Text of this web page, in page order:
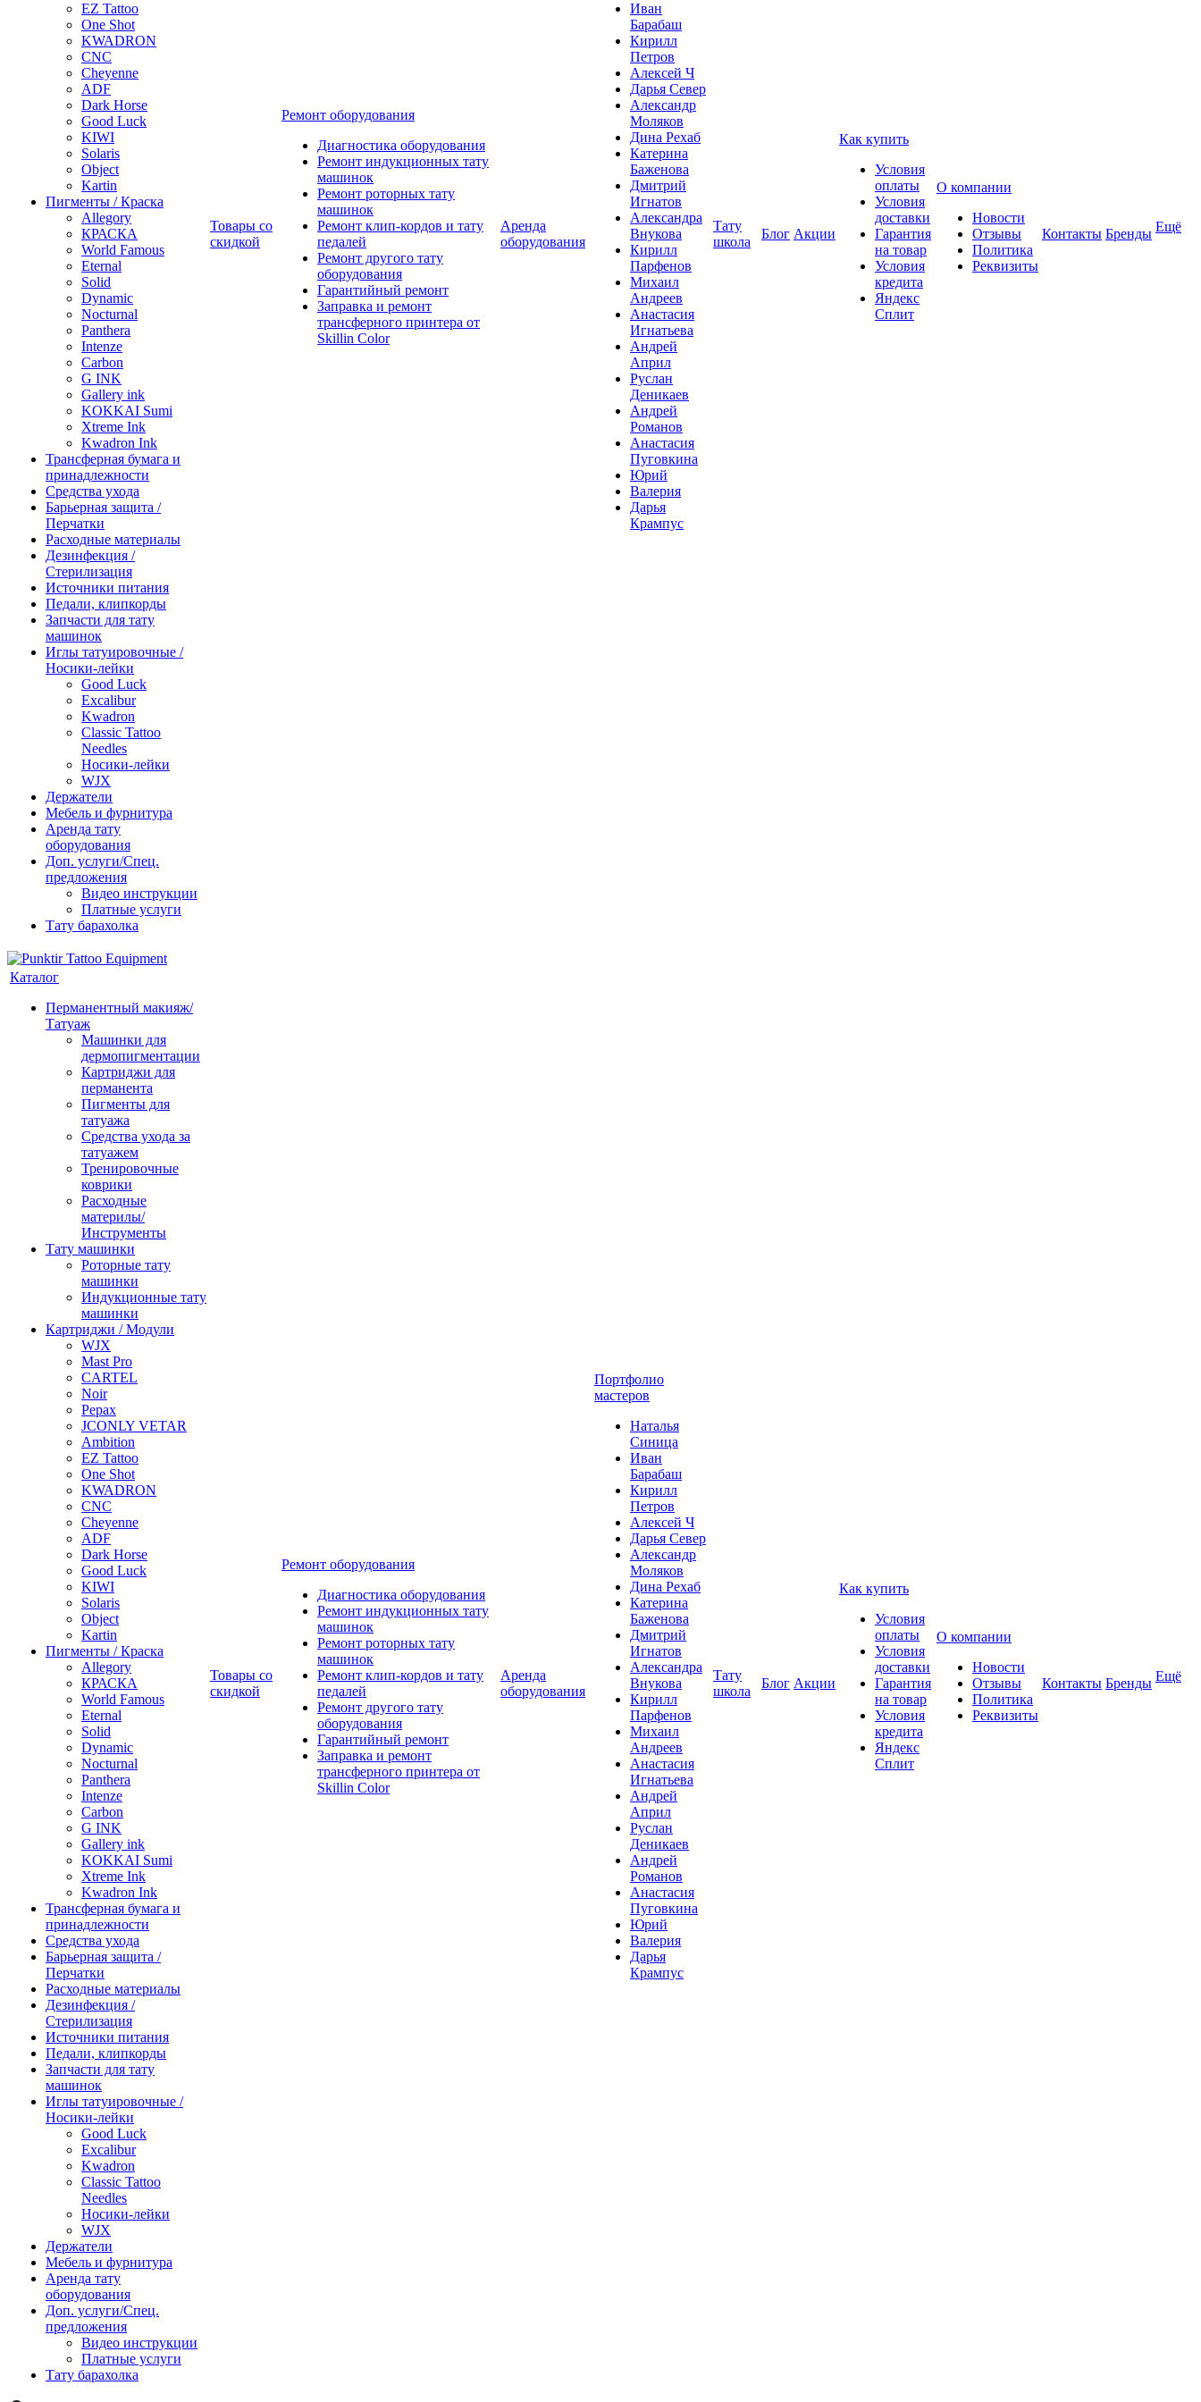
EZ Tattoo
One Shot
KWADRON
CNC
Cheyenne
ADF
Dark Horse
Good Luck
KIWI
Solaris
Object
Kartin
Пигменты / Краска
Allegory
КРАСКА
World Famous
Eternal
Solid
Dynamic
Nocturnal
Panthera
Intenze
Carbon
G INK
Gallery ink
KOKKAI Sumi
Xtreme Ink
Kwadron Ink
Трансферная бумага и
принадлежности
Средства ухода
Барьерная защита /
Перчатки
Расходные материалы
Дезинфекция /
Стерилизация
Источники питания
Педали, клипкорды
Запчасти для тату
машинок
Иглы татуировочные /
Носики-лейки
Good Luck
Excalibur
Kwadron
Classic Tattoo
Needles
Носики-лейки
WJX
Держатели
Мебель и фурнитура
Аренда тату
оборудования
Доп. услуги/Спец.
предложения
Видео инструкции
Платные услуги
Тату барахолка
Товары со
скидкой
Ремонт оборудования
Диагностика оборудования
Ремонт индукционных тату
машинок
Ремонт роторных тату
машинок
Ремонт клип-кордов и тату
педалей
Ремонт другого тату
оборудования
Гарантийный ремонт
Заправка и ремонт
трансферного принтера от
Skillin Color
Аренда
оборудования
Иван
Барабаш
Кирилл
Петров
Алексей Ч
Дарья Север
Александр
Моляков
Дина Рехаб
Катерина
Баженова
Дмитрий
Игнатов
Александра
Внукова
Кирилл
Парфенов
Михаил
Андреев
Анастасия
Игнатьева
Андрей
Април
Руслан
Деникаев
Андрей
Романов
Анастасия
Пуговкина
Юрий
Валерия
Дарья
Крампус
Тату
школа
Блог Акции
Как купить
Условия
оплаты
Условия
доставки
Гарантия
на товар
Условия
кредита
Яндекс
Сплит
О компании
Новости
Отзывы
Политика
Реквизиты
Контакты Бренды Ещё
Каталог
Перманентный макияж/
Татуаж
Машинки для
дермопигментации
Картриджи для
перманента
Пигменты для
татуажа
Средства ухода за
татуажем
Тренировочные
коврики
Расходные
материлы/
Инструменты
Тату машинки
Роторные тату
машинки
Индукционные тату
машинки
Картриджи / Модули
WJX
Mast Pro
CARTEL
Noir
Pepax
JCONLY VETAR
Ambition
EZ Tattoo
One Shot
KWADRON
CNC
Cheyenne
ADF
Dark Horse
Good Luck
KIWI
Solaris
Object
Kartin
Пигменты / Краска
Allegory
КРАСКА
World Famous
Eternal
Solid
Dynamic
Nocturnal
Panthera
Intenze
Carbon
G INK
Gallery ink
KOKKAI Sumi
Xtreme Ink
Kwadron Ink
Трансферная бумага и
принадлежности
Средства ухода
Барьерная защита /
Перчатки
Расходные материалы
Дезинфекция /
Стерилизация
Источники питания
Педали, клипкорды
Запчасти для тату
машинок
Иглы татуировочные /
Носики-лейки
Good Luck
Excalibur
Kwadron
Classic Tattoo
Needles
Носики-лейки
WJX
Держатели
Мебель и фурнитура
Аренда тату
оборудования
Доп. услуги/Спец.
предложения
Видео инструкции
Платные услуги
Тату барахолка
Товары со
скидкой
Ремонт оборудования
Диагностика оборудования
Ремонт индукционных тату
машинок
Ремонт роторных тату
машинок
Ремонт клип-кордов и тату
педалей
Ремонт другого тату
оборудования
Гарантийный ремонт
Заправка и ремонт
трансферного принтера от
Skillin Color
Аренда
оборудования
Портфолио
мастеров
Наталья
Синица
Иван
Барабаш
Кирилл
Петров
Алексей Ч
Дарья Север
Александр
Моляков
Дина Рехаб
Катерина
Баженова
Дмитрий
Игнатов
Александра
Внукова
Кирилл
Парфенов
Михаил
Андреев
Анастасия
Игнатьева
Андрей
Април
Руслан
Деникаев
Андрей
Романов
Анастасия
Пуговкина
Юрий
Валерия
Дарья
Крампус
Тату
школа
Блог Акции
Как купить
Условия
оплаты
Условия
доставки
Гарантия
на товар
Условия
кредита
Яндекс
Сплит
О компании
Новости
Отзывы
Политика
Реквизиты
Контакты Бренды Ещё